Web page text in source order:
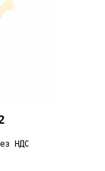
НДС